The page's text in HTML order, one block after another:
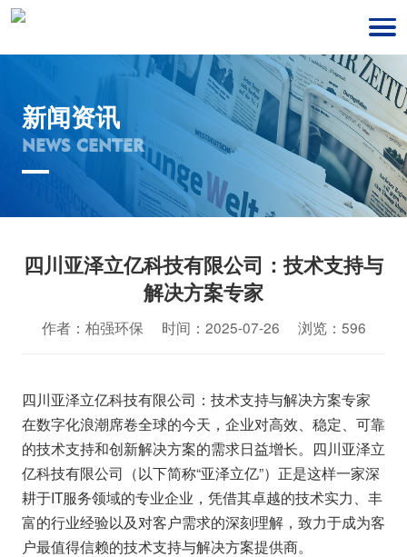
新闻资讯
NEWS CENTER
四川亚泽立亿科技有限公司：技术支持与
解决方案专家
作者：柏强环保 时间：2025-07-26 浏览：596
四川亚泽立亿科技有限公司：技术支持与解决方案专家
在数字化浪潮席卷全球的今天，企业对高效、稳定、可靠
的技术支持和创新解决方案的需求日益增长。四川亚泽立
亿科技有限公司（以下简称“亚泽立亿”）正是这样一家深
耕于IT服务领域的专业企业，凭借其卓越的技术实力、丰
富的行业经验以及对客户需求的深刻理解，致力于成为客
户最值得信赖的技术支持与解决方案提供商。